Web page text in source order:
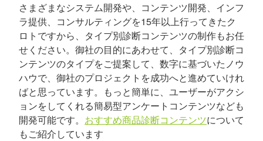
さまざまなシステム開発や、コンテンツ開発、インフ
ラ提供、コンサルティングを15年以上行ってきたク
ロトですから、タイプ別診断コンテンツの制作もお任
せください。御社の目的にあわせて、タイプ別診断コ
ンテンツのタイプをご提案して、数字に基づいたノウ
ハウで、御社のプロジェクトを成功へと進めていけれ
ばと思っています。もっと簡単に、ユーザーがアクシ
ョンをしてくれる簡易型アンケートコンテンツなども
開発可能です。 おすすめ商品診断コンテンツについて
もご紹介しています